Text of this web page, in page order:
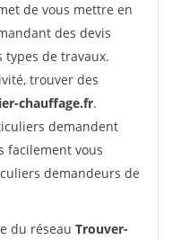
de vous mettre en
des devis
types de travaux.
trouver des
chauffage.fr.
demandent
facilement vous
demandeurs de
du réseau Trouver-